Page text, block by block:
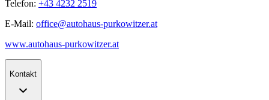
Telefon: +43 4232 2519
E-Mail: office@autohaus-purkowitzer.at
www.autohaus-purkowitzer.at
Kontakt